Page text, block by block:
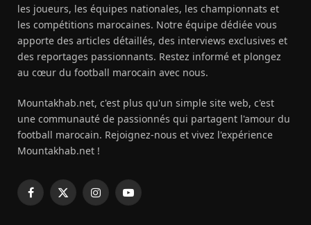
les joueurs, les équipes nationales, les championnats et
les compétitions marocaines. Notre équipe dédiée vous
apporte des articles détaillés, des interviews exclusives et
des reportages passionnants. Restez informé et plongez
au cœur du football marocain avec nous.
Mountakhab.net, c'est plus qu'un simple site web, c'est
une communauté de passionnés qui partagent l'amour du
football marocain. Rejoignez-nous et vivez l'expérience
Mountakhab.net !
Facebook
X
InstagramYouTube